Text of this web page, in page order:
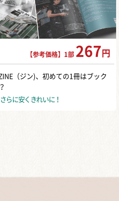
【参考価格】1部 267 円
（ジン)、初めての1冊はブック
らに安くきれいに！